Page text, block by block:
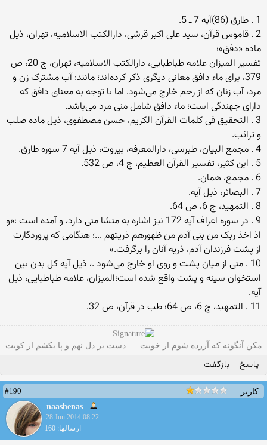
1 . طارق (86)آیه 7 ـ 5.
2 . قاموس قرآن، سید علی اکبر قرشی، دارالکتب الاسلامیه، تهران، ذیل
ماده «دفق»؛
تفسیر المیزان علامه طباطبایی، دارالکتب الاسلامیه، تهران، ج 20، ص
379، برای ماء دافق معانی دیگری ذکر کرده‌اند؛ مانند: آب مشترک زن و
مرد، آب زنان که از رحم خارج می‌شود. اما با توجه به معنای دافق که
دارای جهندگی است؛ ماء دافق شامل منی مرد می‌باشد.
3 . التحقیق فی کلمات القرآن الکریم، حسن مصطفوی، ذیل ماده‌ صلب
و ترائب.
4 . مجمع البیان، طبرسی، دارالمعرفه، بیروت، ذیل آیه 7 سوره طارق.
5 . ابن کثیر، تفسیر القرآن العظیم، ج 4، ص 532.
6 . مجمع، همان.
7 . البصائر، ذیل آیه.
8 . التمهید، ج 6، ص 64.
9 . در سوره اعراف آیه‌ 172 نیز اشاره به منشا منی دارد، و آمده است :«و
اذ اخذ ربک من بنی آدم من ظهورهم ذریتهم ...؛ هنگامی که پروردگارت
از پشت فرزندان آدم، ذریه‌ آنان را برگرفت.»
10 . منی از میان پشت و روی او خارج می‌شود .، ذیل آیه‌ کل بدن بین
استخوان سینه و پشت واقع شده است؛المیزان، علامه طباطبایی، ذیل
آیه.
11 . التمهید، ج 6، ص 64؛ طب در قرآن، ص 32.
مکن آنگونه که آزرده شوم از خویت .....دست بر دل نهم و پا بکشم از کویت
پاسخ بازگفت
کاربر
#190
naashenas
28 Jun 2014 08:22
ارسالها: 160